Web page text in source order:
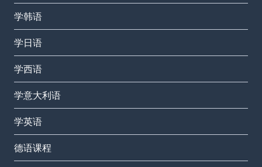
学韩语
学日语
学西语
学意大利语
学英语
德语课程